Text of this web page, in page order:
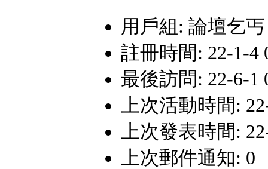
用戶組: 論壇乞丐
註冊時間: 22-1-4
最後訪問: 22-6-1
上次活動時間:
上次發表時間:
上次郵件通知: 0